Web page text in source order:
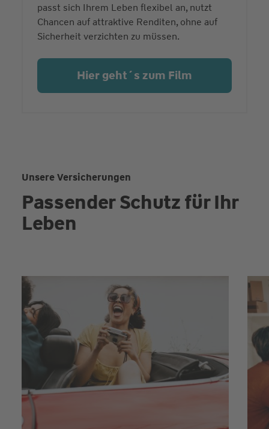
passt sich Ihrem Leben flexibel an, nutzt
Chancen auf attraktive Renditen, ohne auf
Sicherheit verzichten zu müssen.
Hier geht´s zum Film
Unsere Versicherungen
Passender Schutz für Ihr
Leben